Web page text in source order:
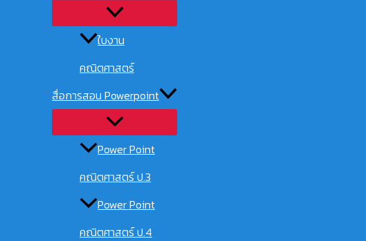
ใบงาน
คณิตศาสตร์
สื่อการสอน Powerpoint
Power Point
คณิตศาสตร์ ป.3
Power Point
คณิตศาสตร์ ป.4